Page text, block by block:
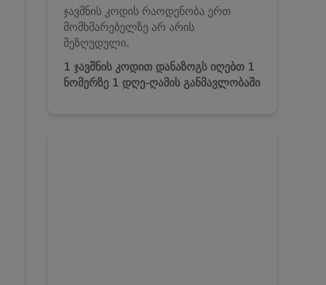
ჯავშნის კოდის რაოდენობა ერთ
მომხმარებელზე არ არის
შეზღუდული.
1 ჯავშნის კოდით დანაზოგს იღებთ 1
ნომერზე 1 დღე-ღამის განმავლობაში